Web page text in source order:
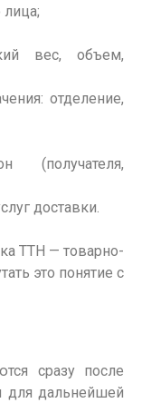
вес, объем,
отделение,
(получателя,
доставки.
ТТН — товарно-
это понятие с
сразу после
для дальнейшей